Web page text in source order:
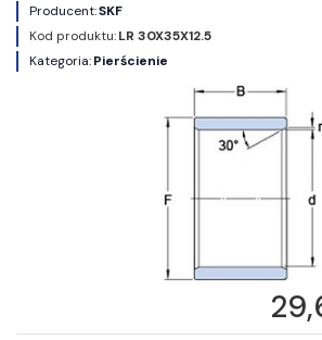
Producent:SKF
Kod produktu:LR 30X35X12.5
Kategoria:Pierścienie